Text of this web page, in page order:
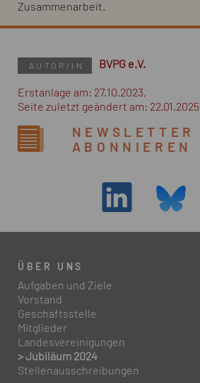
Zusammenarbeit.
AUTOR/IN BVPG e.V.
Erstanlage am: 27.10.2023,
Seite zuletzt geändert am: 22.01.2025
NEWSLETTER
ABONNIEREN
ÜBER UNS
Aufgaben und Ziele
Vorstand
Geschäftsstelle
Mitglieder
Landesvereinigungen
> Jubiläum 2024
Stellenausschreibungen